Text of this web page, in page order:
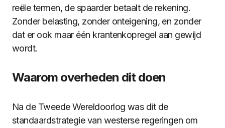
reële termen, de spaarder betaalt de rekening.
Zonder belasting, zonder onteigening, en zonder
dat er ook maar één krantenkopregel aan gewijd
wordt.
Waarom overheden dit doen
Na de Tweede Wereldoorlog was dit de
standaardstrategie van westerse regeringen om